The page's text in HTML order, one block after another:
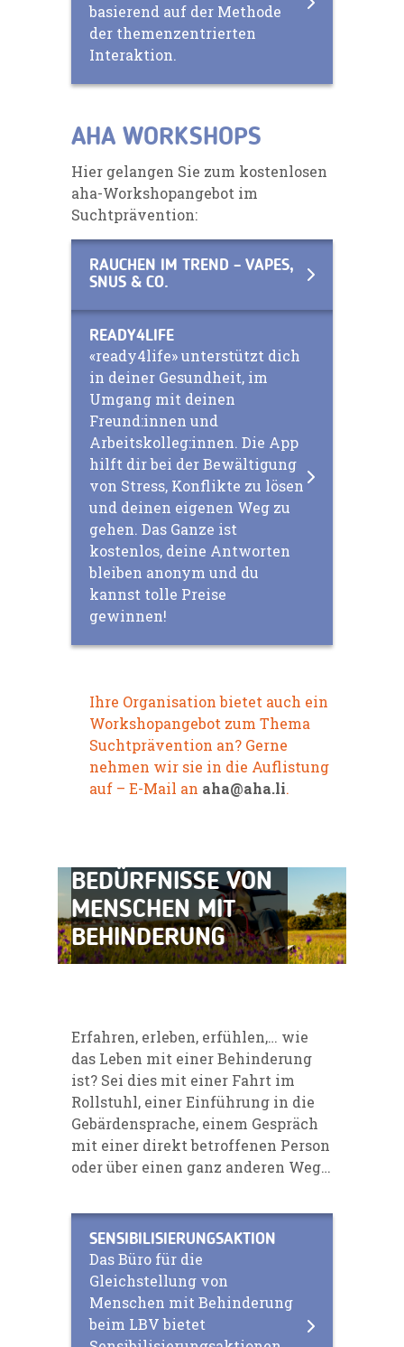
basierend auf der Methode
der themenzentrierten
Interaktion.
AHA WORKSHOPS
Hier gelangen Sie zum kostenlosen
aha-Workshopangebot im
Suchtprävention:
RAUCHEN IM TREND – VAPES,
SNUS & CO.
READY4LIFE
«ready4life» unterstützt dich
in deiner Gesundheit, im
Umgang mit deinen
Freund:innen und
Arbeitskolleg:innen. Die App
hilft dir bei der Bewältigung
von Stress, Konflikte zu lösen
und deinen eigenen Weg zu
gehen. Das Ganze ist
kostenlos, deine Antworten
bleiben anonym und du
kannst tolle Preise
gewinnen!
Ihre Organisation bietet auch ein
Workshopangebot zum Thema
Suchtprävention an? Gerne
nehmen wir sie in die Auflistung
auf – E-Mail an aha@aha.li.
BEDÜRFNISSE VON
MENSCHEN MIT
BEHINDERUNG
Erfahren, erleben, erfühlen,… wie
das Leben mit einer Behinderung
ist? Sei dies mit einer Fahrt im
Rollstuhl, einer Einführung in die
Gebärdensprache, einem Gespräch
mit einer direkt betroffenen Person
oder über einen ganz anderen Weg…
SENSIBILI­SIERUNGS­AKTION
Das Büro für die
Gleichstellung von
Menschen mit Behinderung
beim LBV bietet